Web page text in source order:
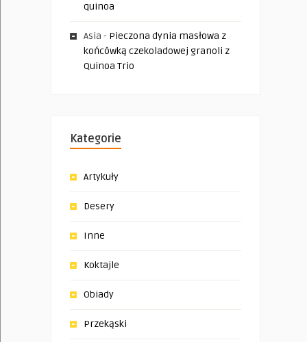
quinoa
Asia - Pieczona dynia masłowa z
końcówką czekoladowej granoli z
Quinoa Trio
Kategorie
Artykuły
Desery
Inne
Koktajle
Obiady
Przekąski